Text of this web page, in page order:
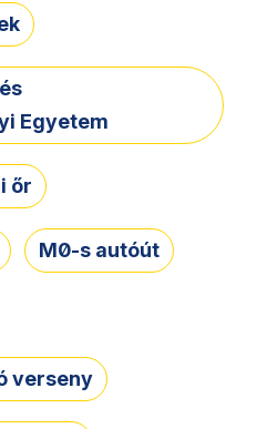
Egyetem
őr
M0-s autóút
verseny